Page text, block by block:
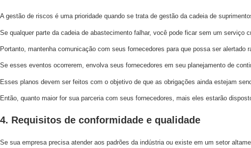
A gestão de riscos é uma prioridade quando se trata de gestão da cadeia de
Se qualquer parte da cadeia de abastecimento falhar, você pode ficar sem um serviço
Portanto, mantenha comunicação com seus fornecedores para que possa ser
Se esses eventos ocorrerem, envolva seus fornecedores em seu planejamento de
Esses planos devem ser feitos com o objetivo de que as obrigações ainda estejam
Então, quanto maior for sua parceria com seus fornecedores, mais eles estarão
4. Requisitos de conformidade e qualidade
Se sua empresa precisa atender aos padrões da indústria ou existe em um setor